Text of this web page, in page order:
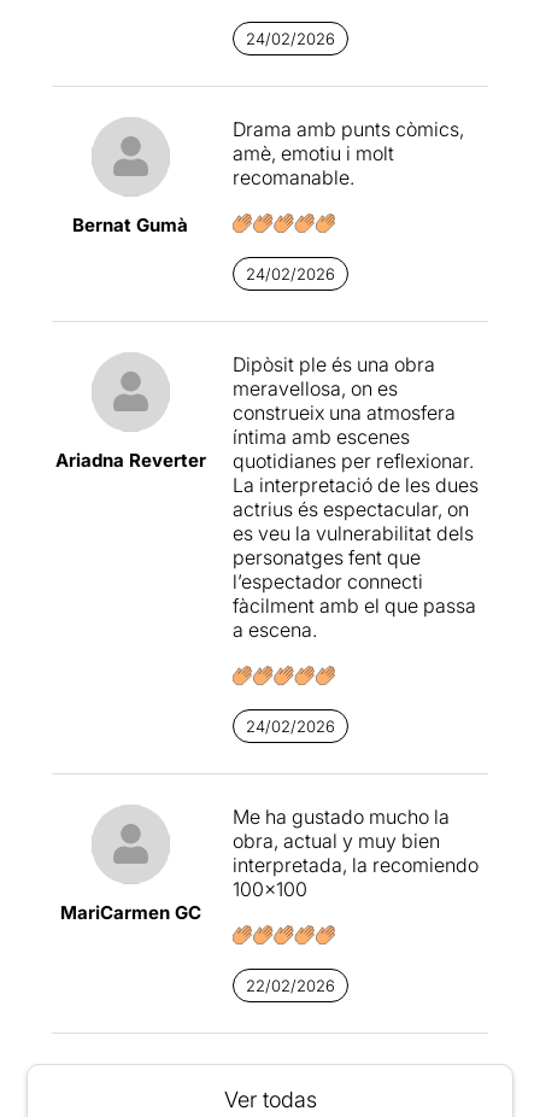
24/02/2026
Bernat Gumà
Drama amb punts còmics,
amè, emotiu i molt
recomanable.
24/02/2026
Ariadna Reverter
Dipòsit ple és una obra
meravellosa, on es
construeix una atmosfera
íntima amb escenes
quotidianes per reflexionar.
La interpretació de les dues
actrius és espectacular, on
es veu la vulnerabilitat dels
personatges fent que
l’espectador connecti
fàcilment amb el que passa
a escena.
24/02/2026
MariCarmen GC
Me ha gustado mucho la
obra, actual y muy bien
interpretada, la recomiendo
100×100
22/02/2026
Ver todas